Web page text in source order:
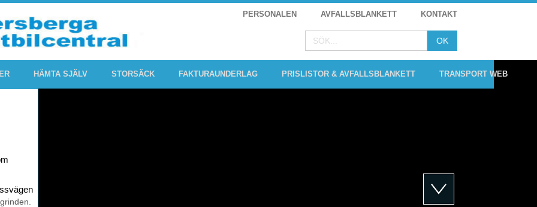
PERSONALEN AVFALLSBLANKETT KONTAKT
HÄMTA SJÄLV STORSÄCK FAKTURAUNDERLAG PRISLISTOR & AVFALLSBLANKETT TRANSPORT WEB